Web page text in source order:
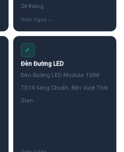
24 tháng.
✓
Đèn Đường LED
Đèn Đường LED Module 150W
TD14 Sáng Chuẩn, Bền Vượt Thời
Gian